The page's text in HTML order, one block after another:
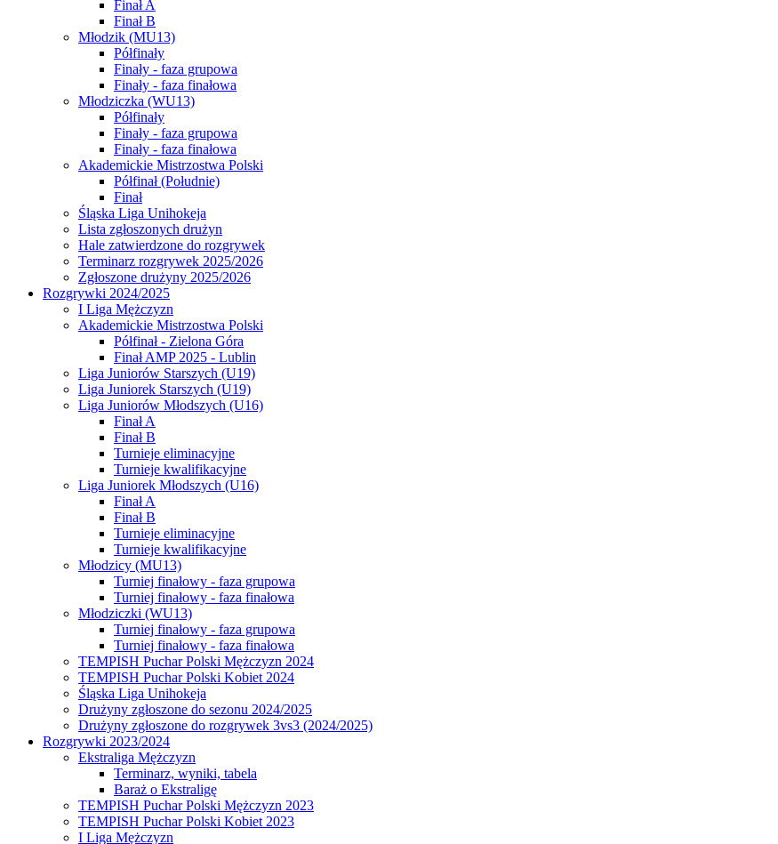
Finał A
Finał B
Młodzik (MU13)
Półfinały
Finały - faza grupowa
Finały - faza finałowa
Młodziczka (WU13)
Półfinały
Finały - faza grupowa
Finały - faza finałowa
Akademickie Mistrzostwa Polski
Półfinał (Południe)
Finał
Śląska Liga Unihokeja
Lista zgłoszonych drużyn
Hale zatwierdzone do rozgrywek
Terminarz rozgrywek 2025/2026
Zgłoszone drużyny 2025/2026
Rozgrywki 2024/2025
I Liga Mężczyzn
Akademickie Mistrzostwa Polski
Półfinał - Zielona Góra
Finał AMP 2025 - Lublin
Liga Juniorów Starszych (U19)
Liga Juniorek Starszych (U19)
Liga Juniorów Młodszych (U16)
Finał A
Finał B
Turnieje eliminacyjne
Turnieje kwalifikacyjne
Liga Juniorek Młodszych (U16)
Finał A
Finał B
Turnieje eliminacyjne
Turnieje kwalifikacyjne
Młodzicy (MU13)
Turniej finałowy - faza grupowa
Turniej finałowy - faza finałowa
Młodziczki (WU13)
Turniej finałowy - faza grupowa
Turniej finałowy - faza finałowa
TEMPISH Puchar Polski Mężczyzn 2024
TEMPISH Puchar Polski Kobiet 2024
Śląska Liga Unihokeja
Drużyny zgłoszone do sezonu 2024/2025
Drużyny zgłoszone do rozgrywek 3vs3 (2024/2025)
Rozgrywki 2023/2024
Ekstraliga Mężczyzn
Terminarz, wyniki, tabela
Baraż o Ekstraligę
TEMPISH Puchar Polski Mężczyzn 2023
TEMPISH Puchar Polski Kobiet 2023
I Liga Mężczyzn